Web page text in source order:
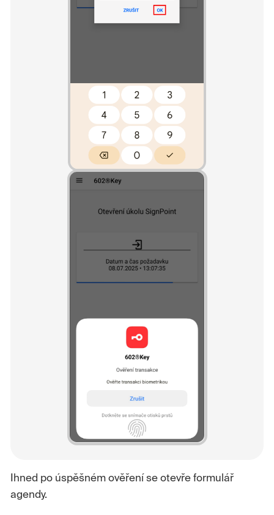
Ihned po úspěšném ověření se otevře formulář
agendy.